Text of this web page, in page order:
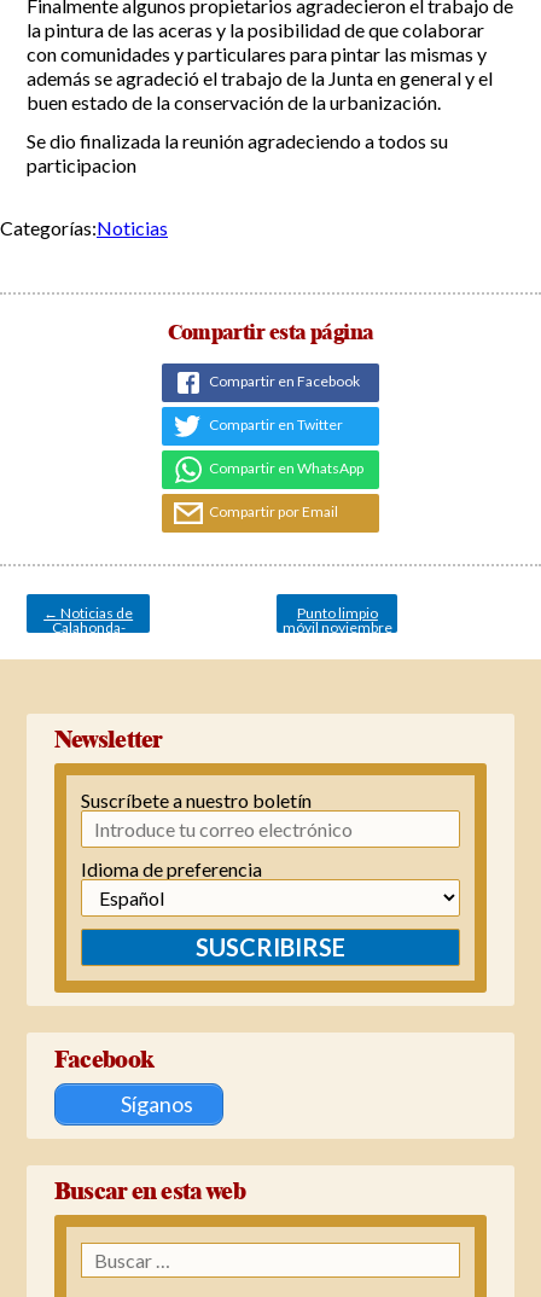
Finalmente algunos propietarios agradecieron el trabajo de
la pintura de las aceras y la posibilidad de que colaborar
con comunidades y particulares para pintar las mismas y
además se agradeció el trabajo de la Junta en general y el
buen estado de la conservación de la urbanización.
Se dio finalizada la reunión agradeciendo a todos su
participacion
Categorías:Noticias
Compartir esta página
Compartir en Facebook
Compartir en Twitter
Compartir en WhatsApp
Compartir por Email
Navegación
entradas
← Noticias de
Calahonda-
Punto limpio
móvil noviembre
Newsletter
Suscríbete a nuestro boletín
Idioma de preferencia
SUSCRIBIRSE
Facebook
Síganos
Buscar en esta web
Buscar: